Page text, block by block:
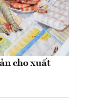
cho xuất